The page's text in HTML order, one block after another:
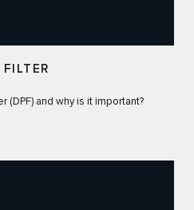
(DPF) and why is it important?